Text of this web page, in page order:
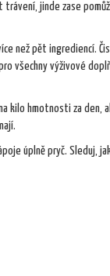
jinde zase
než pět ingrediencí.
všechny výživové
kilo hmotnosti za den,
úplně pryč. Sleduj,